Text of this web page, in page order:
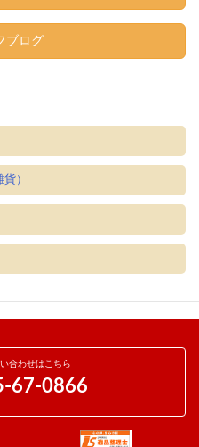
ブログ
）
合わせはこちら
67-0866